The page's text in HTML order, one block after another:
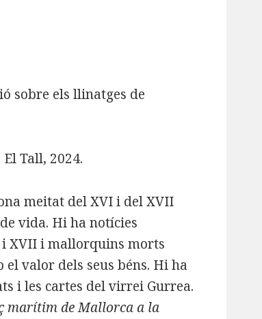
sobre els llinatges de
El Tall, 2024.
meitat del XVI i del XVII
vida. Hi ha notícies
i XVII i mallorquins morts
valor dels seus béns. Hi ha
i les cartes del virrei Gurrea.
marítim de Mallorca a la